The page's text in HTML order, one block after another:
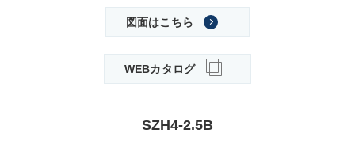
図面はこちら
WEBカタログ
SZH4-2.5B